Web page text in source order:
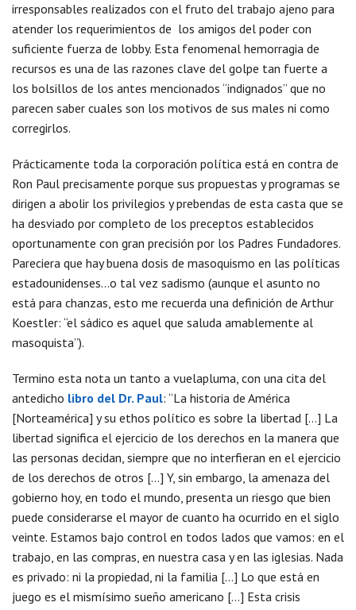
irresponsables realizados con el fruto del trabajo ajeno para
atender los requerimientos de los amigos del poder con
suficiente fuerza de lobby. Esta fenomenal hemorragia de
recursos es una de las razones clave del golpe tan fuerte a
los bolsillos de los antes mencionados “indignados” que no
parecen saber cuales son los motivos de sus males ni como
corregirlos.
Prácticamente toda la corporación política está en contra de
Ron Paul precisamente porque sus propuestas y programas se
dirigen a abolir los privilegios y prebendas de esta casta que se
ha desviado por completo de los preceptos establecidos
oportunamente con gran precisión por los Padres Fundadores.
Pareciera que hay buena dosis de masoquismo en las políticas
estadounidenses…o tal vez sadismo (aunque el asunto no
está para chanzas, esto me recuerda una definición de Arthur
Koestler: “el sádico es aquel que saluda amablemente al
masoquista”).
Termino esta nota un tanto a vuelapluma, con una cita del
antedicho libro del Dr. Paul: “La historia de América
[Norteamérica] y su ethos político es sobre la libertad […] La
libertad significa el ejercicio de los derechos en la manera que
las personas decidan, siempre que no interfieran en el ejercicio
de los derechos de otros […] Y, sin embargo, la amenaza del
gobierno hoy, en todo el mundo, presenta un riesgo que bien
puede considerarse el mayor de cuanto ha ocurrido en el siglo
veinte. Estamos bajo control en todos lados que vamos: en el
trabajo, en las compras, en nuestra casa y en las iglesias. Nada
es privado: ni la propiedad, ni la familia […] Lo que está en
juego es el mismísimo sueño americano […] Esta crisis